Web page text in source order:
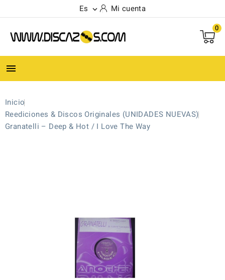
Es  Mi cuenta
0

Inicio
Reediciones & Discos Originales (UNIDADES NUEVAS)
Granatelli ‎– Deep & Hot / I Love The Way